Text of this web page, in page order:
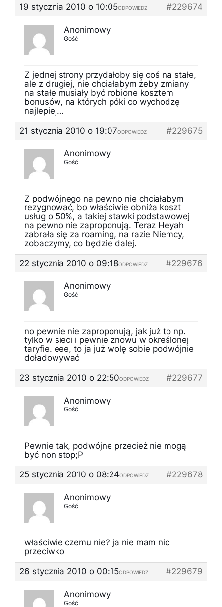
19 stycznia 2010 o 10:05
#229674
ODPOWIEDZ
Anonimowy
Gość
Z jednej strony przydałoby się coś na stałe,
ale z drugiej, nie chciałabym żeby zmiany
na stałe musiały być robione kosztem
bonusów, na których póki co wychodzę
najlepiej…
21 stycznia 2010 o 19:07
#229675
ODPOWIEDZ
Anonimowy
Gość
Z podwójnego na pewno nie chciałabym
rezygnować, bo właściwie obniża koszt
usług o 50%, a takiej stawki podstawowej
na pewno nie zaproponują. Teraz Heyah
zabrała się za roaming, na razie Niemcy,
zobaczymy, co będzie dalej.
22 stycznia 2010 o 09:18
#229676
ODPOWIEDZ
Anonimowy
Gość
no pewnie nie zaproponują, jak już to np.
tylko w sieci i pewnie znowu w określonej
taryfie. eee, to ja już wolę sobie podwójnie
doładowywać
23 stycznia 2010 o 22:50
#229677
ODPOWIEDZ
Anonimowy
Gość
Pewnie tak, podwójne przecież nie mogą
być non stop;P
25 stycznia 2010 o 08:24
#229678
ODPOWIEDZ
Anonimowy
Gość
właściwie czemu nie? ja nie mam nic
przeciwko
26 stycznia 2010 o 00:15
#229679
ODPOWIEDZ
Anonimowy
Gość